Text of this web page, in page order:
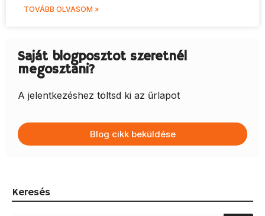
TOVÁBB OLVASOM »
Saját blogposztot szeretnél
megosztani?
A jelentkezéshez töltsd ki az űrlapot
Blog cikk beküldése
Keresés